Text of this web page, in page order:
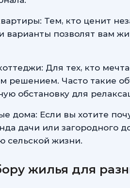
Тем, кто ценит
варианты позволят вам
Для тех, кто
решением. Часто такие
обстановку для
дома: Если вы хотите
дачи или загородного
сельской жизни.
жилья для